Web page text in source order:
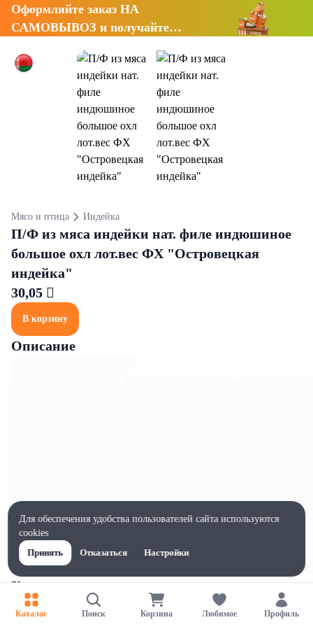
Оформляйте заказ НА
САМОВЫВОЗ и получайте
Мясо и птица Индейка
П/Ф из мяса индейки нат. филе индюшиное
большое охл лот.вес ФХ "Островецкая
индейка"
30,05 
В корзину
Описание
Характеристики
Ширина, мм
1Каталог Поиск Корзина Любимое Профиль
Для обеспечения удобства пользователей сайта используются
cookies
Принять
Отказаться Настройки